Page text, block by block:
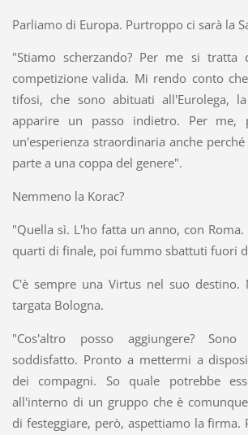
Parliamo di Europa. Purtroppo ci sarà la
"Stiamo scherzando? Per me si tratta
competizione valida. Mi rendo conto
tifosi, che sono abituati all'Eurolega,
apparire un passo indietro. Per
un'esperienza straordinaria anche
parte a una coppa del genere".
Nemmeno la Korac?
"Quella sì. L'ho fatta un anno, con
quarti di finale, poi fummo sbattuti fuori
C'è sempre una Virtus nel suo destino.
targata Bologna.
"Cos'altro posso aggiungere?
soddisfatto. Pronto a mettermi a
dei compagni. So quale potrebbe
all'interno di un gruppo che è
di festeggiare, però, aspettiamo la firma.